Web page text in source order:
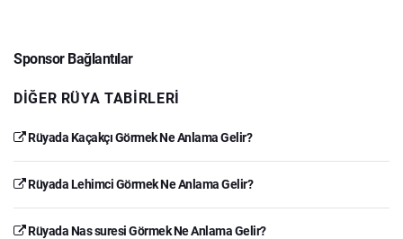
Sponsor Bağlantılar
DIĞER RÜYA TABIRLERI
Rüyada Kaçakçı Görmek Ne Anlama Gelir?
Rüyada Lehimci Görmek Ne Anlama Gelir?
Rüyada Nas suresi Görmek Ne Anlama Gelir?